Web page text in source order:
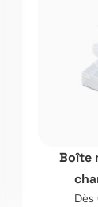
Boîte
Dès